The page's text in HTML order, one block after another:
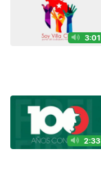
3:01
2:33